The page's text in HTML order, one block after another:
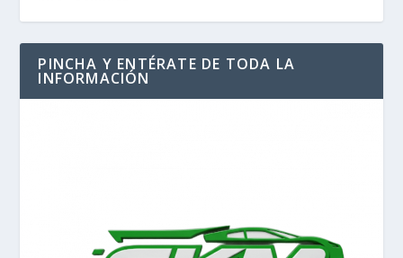
PINCHA Y ENTÉRATE DE TODA LA
INFORMACIÓN